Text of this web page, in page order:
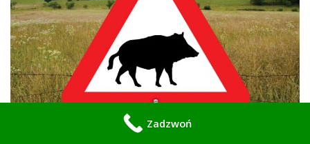
Zadzwoń